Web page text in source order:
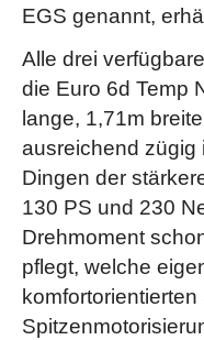
EGS genannt,
Alle drei
die Euro 6d Temp
lange, 1,71m
ausreichend zügig
Dingen der
130 PS und 230
Drehmoment
pflegt, welche